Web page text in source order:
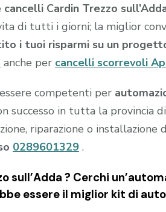
Cardin Trezzo
di tutti i giorni; la miglior
i tuoi risparmi su un
anche per cancelli scorrevoli
competenti per
successo in tutta la provincia di
riparazione o installazione
0289601329 .
sull’Adda? Cerchi
essere il miglior kit di